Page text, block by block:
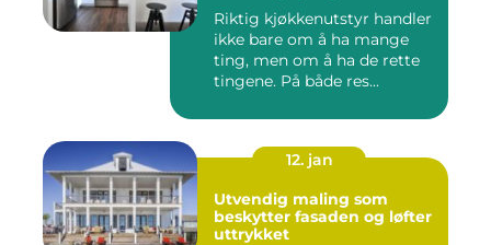
Riktig kjøkkenutstyr handler
ikke bare om å ha mange
ting, men om å ha de rette
tingene. På både res...
12. jan
Utvendig maling som
beskytter fasaden og løfter
uttrykket